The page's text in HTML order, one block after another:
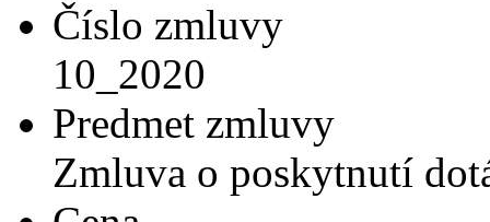
Číslo zmluvy
10_2020
Predmet zmluvy
Zmluva o poskytnutí